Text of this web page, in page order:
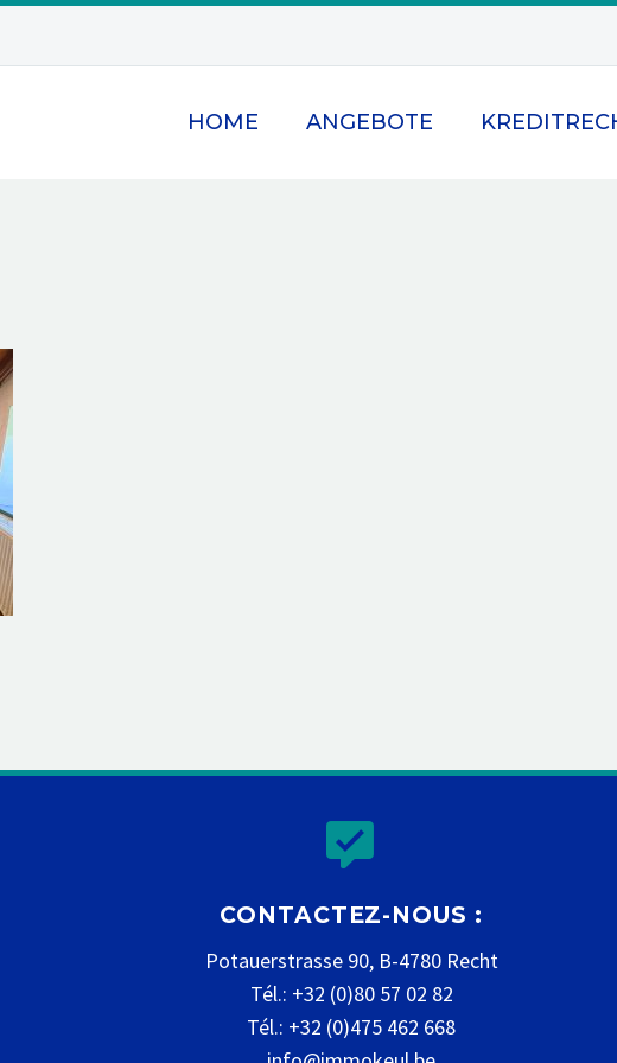
HOME ANGEBOTE


CONTACTEZ-NOUS :
Potauerstrasse 90, B-4780 Recht
Tél.: +32 (0)80 57 02 82
Tél.: +32 (0)475 462 668